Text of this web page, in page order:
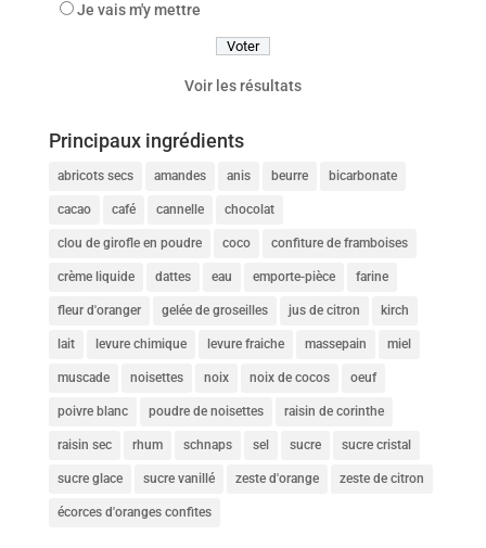
Je vais m'y mettre
Voir les résultats
Principaux ingrédients
abricots secs amandes anis beurre bicarbonate
cacao café cannelle chocolat
clou de girofle en poudre coco confiture de framboises
crème liquide dattes eau emporte-pièce farine
fleur d'oranger gelée de groseilles jus de citron kirch
lait levure chimique levure fraiche massepain miel
muscade noisettes noix noix de cocos oeuf
poivre blanc poudre de noisettes raisin de corinthe
raisin sec rhum schnaps sel sucre sucre cristal
sucre glace sucre vanillé zeste d'orange zeste de citron
écorces d'oranges confites